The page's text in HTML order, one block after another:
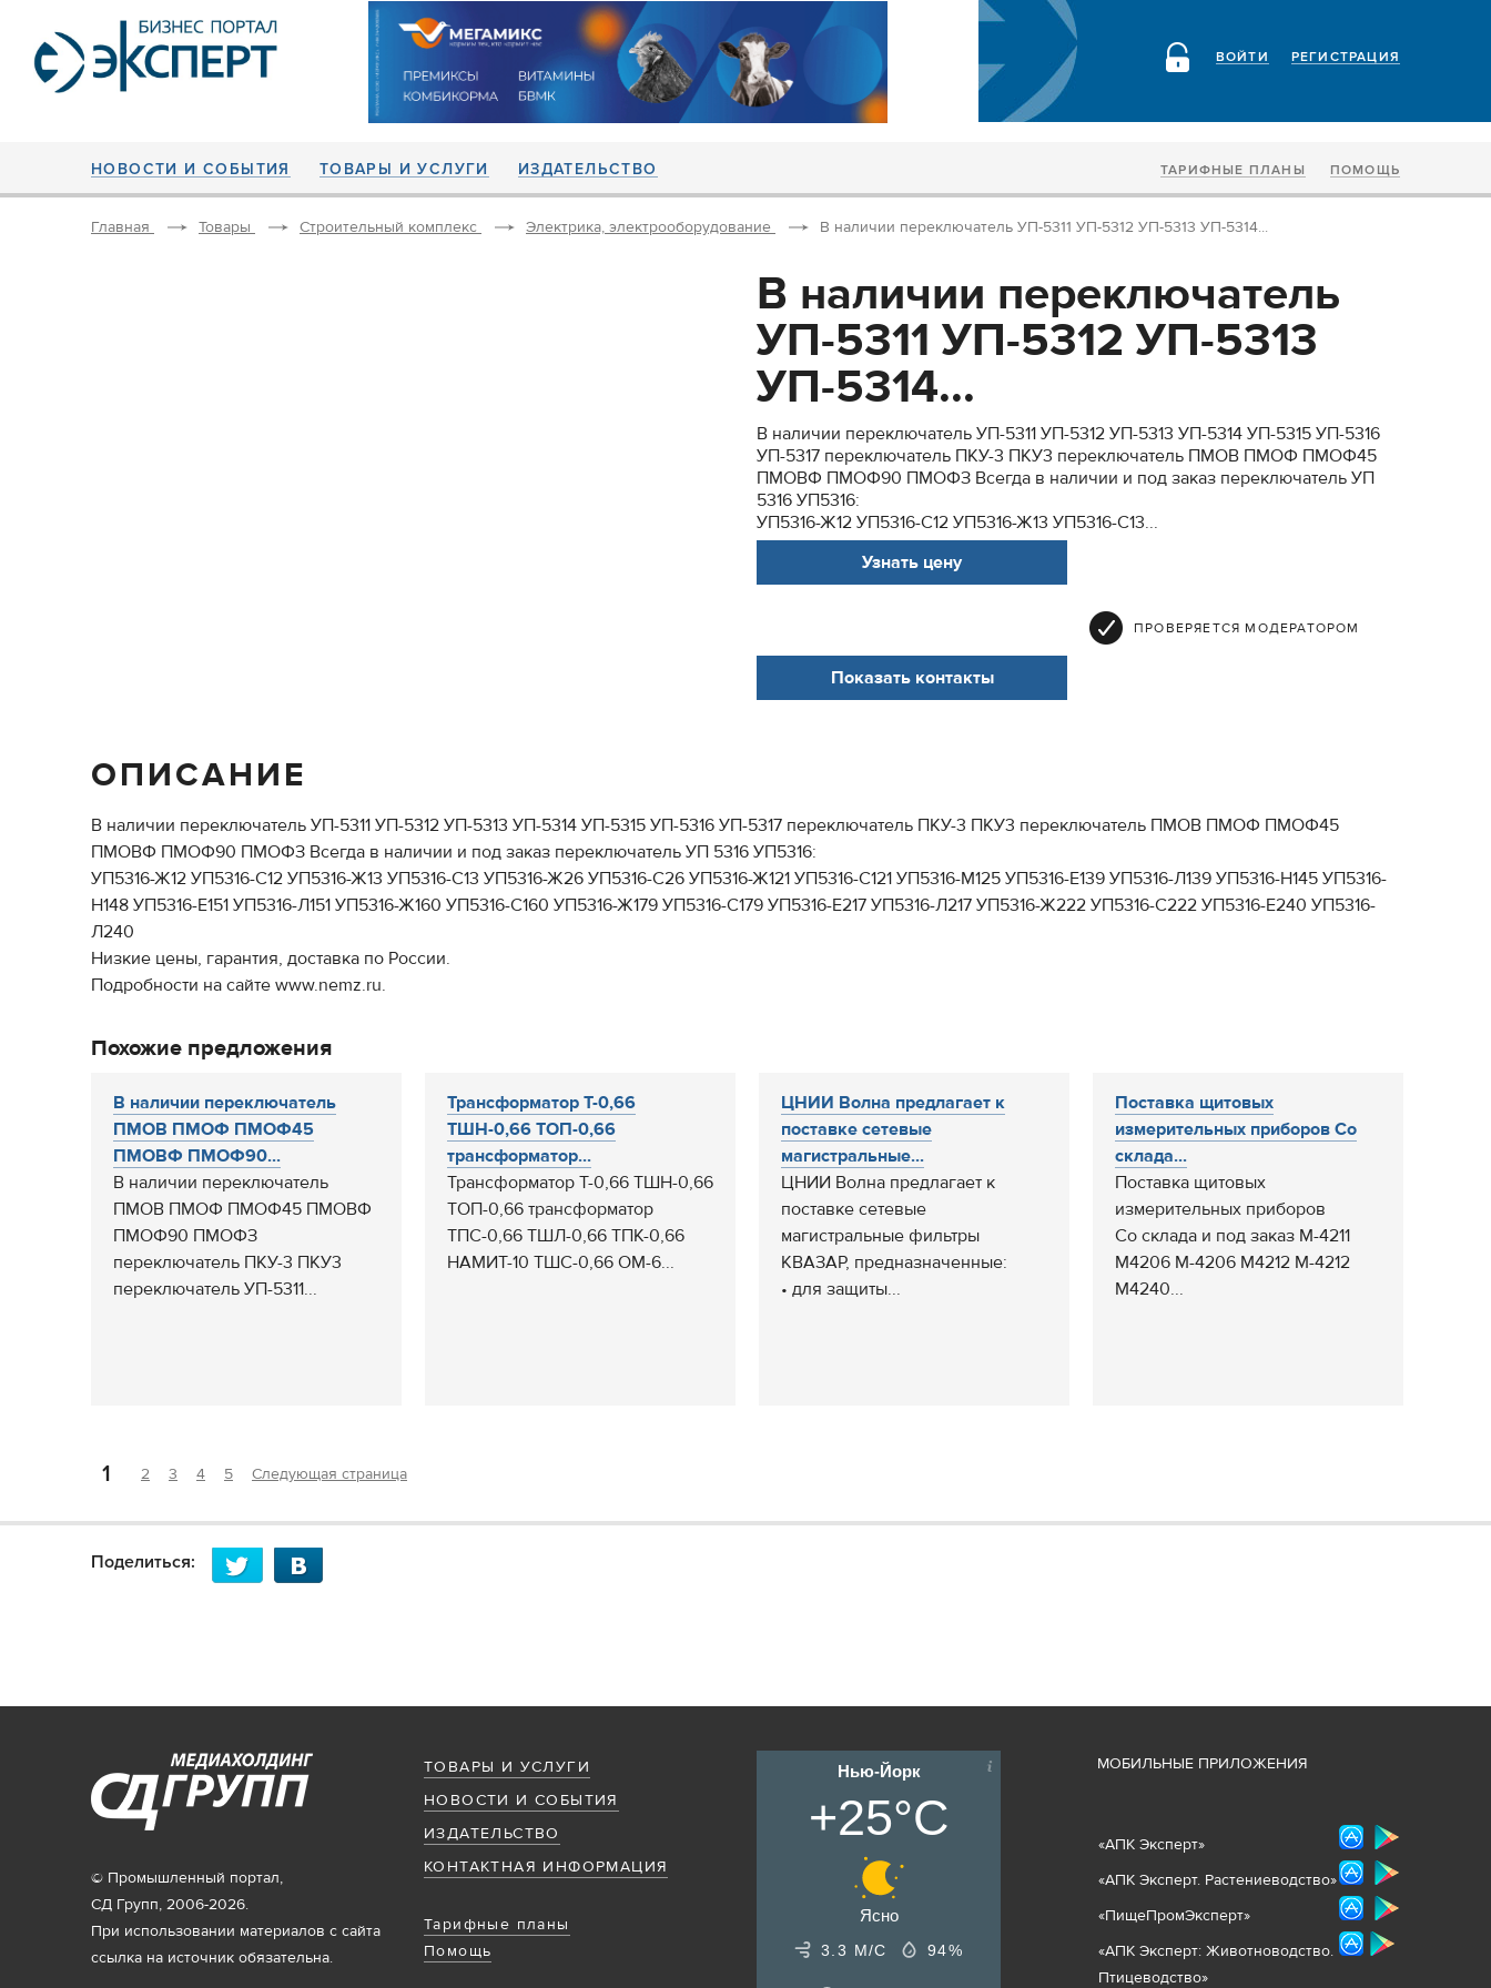
РЕГИСТРАЦИЯ
ВОЙТИ
НОВОСТИ И СОБЫТИЯ ТОВАРЫ И УСЛУГИ ИЗДАТЕЛЬСТВО ТАРИФНЫЕ ПЛАНЫ ПОМОЩЬ
Главная Товары Строительный комплекс Электрика, электрооборудование В наличии переключатель УП-5311 УП-5312 УП-5313 УП-5314...
В наличии переключатель
УП-5311 УП-5312 УП-5313
УП-5314...
В наличии переключатель УП-5311 УП-5312 УП-5313 УП-5314 УП-5315 УП-5316
УП-5317 переключатель ПКУ-3 ПКУ3 переключатель ПМОВ ПМОФ ПМОФ45
ПМОВФ ПМОФ90 ПМОФЗ Всегда в наличии и под заказ переключатель УП
5316 УП5316:
УП5316-Ж12 УП5316-С12 УП5316-Ж13 УП5316-С13...
Узнать цену
ПРОВЕРЯЕТСЯ МОДЕРАТОРОМ
Показать контакты
ОПИСАНИЕ
В наличии переключатель УП-5311 УП-5312 УП-5313 УП-5314 УП-5315 УП-5316 УП-5317 переключатель ПКУ-3 ПКУ3 переключатель ПМОВ ПМОФ ПМОФ45
ПМОВФ ПМОФ90 ПМОФЗ Всегда в наличии и под заказ переключатель УП 5316 УП5316:
УП5316-Ж12 УП5316-С12 УП5316-Ж13 УП5316-С13 УП5316-Ж26 УП5316-С26 УП5316-Ж121 УП5316-С121 УП5316-М125 УП5316-Е139 УП5316-Л139 УП5316-Н145 УП5316-
Н148 УП5316-Е151 УП5316-Л151 УП5316-Ж160 УП5316-С160 УП5316-Ж179 УП5316-С179 УП5316-Е217 УП5316-Л217 УП5316-Ж222 УП5316-С222 УП5316-Е240 УП5316-
Л240
Низкие цены, гарантия, доставка по России.
Подробности на сайте www.nemz.ru.
Похожие предложения
В наличии переключатель
ПМОВ ПМОФ ПМОФ45
ПМОВФ ПМОФ90...
В наличии переключатель
ПМОВ ПМОФ ПМОФ45 ПМОВФ
ПМОФ90 ПМОФЗ
переключатель ПКУ-3 ПКУ3
переключатель УП-5311...
Трансформатор Т-0,66
ТШН-0,66 ТОП-0,66
трансформатор...
Трансформатор Т-0,66 ТШН-0,66
ТОП-0,66 трансформатор
ТПС-0,66 ТШЛ-0,66 ТПК-0,66
НАМИТ-10 ТШС-0,66 ОМ-6...
ЦНИИ Волна предлагает к
поставке сетевые
магистральные...
ЦНИИ Волна предлагает к
поставке сетевые
магистральные фильтры
КВАЗАР, предназначенные:
• для защиты...
Поставка щитовых
измерительных приборов Со
склада...
Поставка щитовых
измерительных приборов
Со склада и под заказ М-4211
М4206 М-4206 М4212 М-4212
М4240...
1 2 3 4 5 Следующая страница
Поделиться:
ТОВАРЫ И УСЛУГИ
НОВОСТИ И СОБЫТИЯ
ИЗДАТЕЛЬСТВО
КОНТАКТНАЯ ИНФОРМАЦИЯ
Тарифные планы
Помощь
© Промышленный портал,
СД Групп, 2006-2026.
При использовании материалов с сайта
ссылка на источник обязательна.
Нью-Йорк
+25°C
Ясно
3.3 М/С 94%
МОБИЛЬНЫЕ ПРИЛОЖЕНИЯ
«АПК Эксперт»
«АПК Эксперт. Растениеводство»
«ПищеПромЭксперт»
«АПК Эксперт: Животноводство.
Птицеводство»